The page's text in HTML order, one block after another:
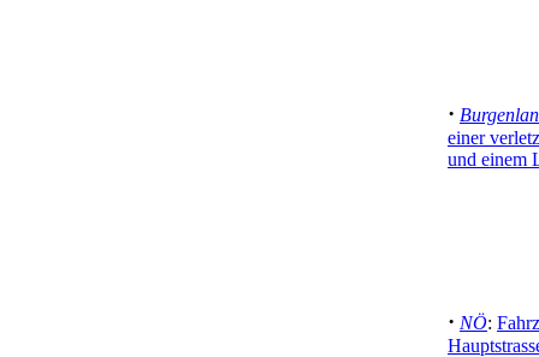
·
einer
und einem
· NÖ: